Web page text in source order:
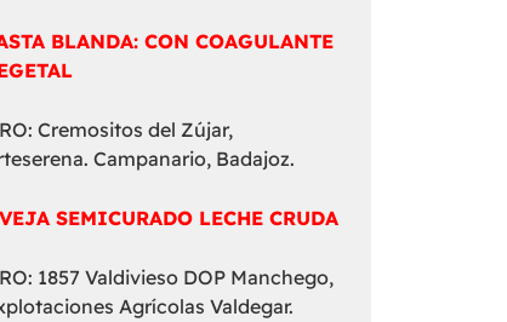
BLANDA: CON COAGULANTE
Cremositos del Zújar,
Campanario, Badajoz.
SEMICURADO LECHE CRUDA
1857 Valdivieso DOP Manchego,
Agrícolas Valdegar.